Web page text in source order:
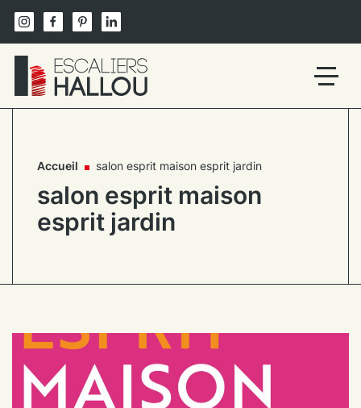
content
Un
Accueil salon esprit maison esprit jardin
salon esprit maison
esprit jardin